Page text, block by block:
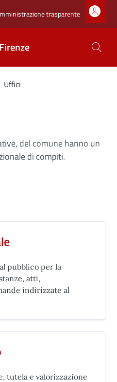
superiore
trasparente
Uffici
del comune hanno un
di compiti.
pubblico per la
atti,
indirizzate al
tutela e valorizzazione